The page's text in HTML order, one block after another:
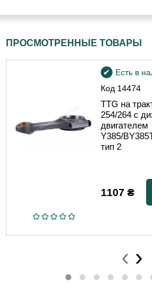
ПРОСМОТРЕННЫЕ ТОВАРЫ
Код 14474
Есть в
TTG на
254/264 с
двигателем
Y385/
тип 2
1107 ₴
‹ ›